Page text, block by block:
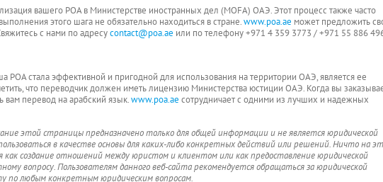
вашего POA в Министерстве иностранных дел (MOFA) ОАЭ. Этот процесс также часто
этого шага не обязательно находиться в стране.www.poa.ae может предложить
с нами по адресуcontact@poa.ae или по телефону +971 4 359 3773 / +971 55 886
POA стала эффективной и пригодной для использования на территории ОАЭ, является ее
что переводчик должен иметь лицензию Министерства юстиции ОАЭ. Когда вы
перевод на арабский язык.www.poa.ae сотрудничает с одними из лучших и надежных
этой страницы предназначено только для общей информации и не является юридической
в качестве основы для каких-либо конкретных действий или решений.Ничто на
создание отношений между юристом и клиентом или как предоставление юридической
вопросу. Пользователям данного веб-сайта рекомендуется обращаться за юридической
по любым конкретным юридическим вопросам.